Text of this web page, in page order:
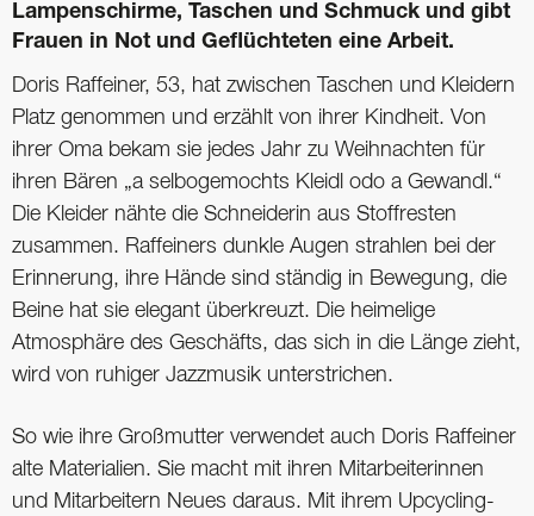
Lampenschirme, Taschen und Schmuck und gibt
Frauen in Not und Geflüchteten eine Arbeit.
Doris Raffeiner, 53, hat zwischen Taschen und Kleidern
Platz genommen und erzählt von ihrer Kindheit. Von
ihrer Oma bekam sie jedes Jahr zu Weihnachten für
ihren Bären „a selbogemochts Kleidl odo a Gewandl.“
Die Kleider nähte die Schneiderin aus Stoffresten
zusammen. Raffeiners dunkle Augen strahlen bei der
Erinnerung, ihre Hände sind ständig in Bewegung, die
Beine hat sie elegant überkreuzt. Die heimelige
Atmosphäre des Geschäfts, das sich in die Länge zieht,
wird von ruhiger Jazzmusik unterstrichen.
So wie ihre Großmutter verwendet auch Doris Raffeiner
alte Materialien. Sie macht mit ihren Mitarbeiterinnen
und Mitarbeitern Neues daraus. Mit ihrem Upcycling-